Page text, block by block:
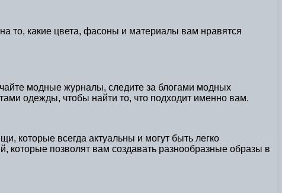
то, какие цвета, фасоны и материалы вам нравятся
модные журналы, следите за блогами модных
одежды, чтобы найти то, что подходит именно вам.
которые всегда актуальны и могут быть легко
позволят вам создавать разнообразные образы в